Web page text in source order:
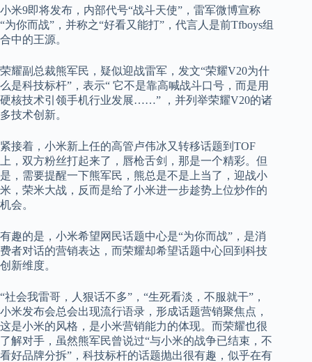
小米9即将发布，内部代号“战斗天使”，雷军微博宣称
“为你而战”，并称之“好看又能打”，代言人是前Tfboys组
合中的王源。
荣耀副总裁熊军民，疑似迎战雷军，发文“荣耀V20为什
么是科技标杆”，表示“ 它不是靠高喊战斗口号，而是用
硬核技术引领手机行业发展……” ，并列举荣耀V20的诸
多技术创新。
紧接着，小米新上任的高管卢伟冰又转移话题到TOF
上，双方粉丝打起来了，唇枪舌剑，那是一个精彩。但
是，需要提醒一下熊军民，熊总是不是上当了，迎战小
米，荣米大战，反而是给了小米进一步趁势上位炒作的
机会。
有趣的是，小米希望网民话题中心是“为你而战”，是消
费者对话的营销表达，而荣耀却希望话题中心回到科技
创新维度。
“社会我雷哥，人狠话不多”，“生死看淡，不服就干”，
小米发布会总会出现流行语录，形成话题营销聚焦点，
这是小米的风格，是小米营销能力的体现。而荣耀也很
了解对手，虽然熊军民曾说过“与小米的战争已结束，不
看好品牌分拆”，科技标杆的话题抛出很有趣，似乎在有